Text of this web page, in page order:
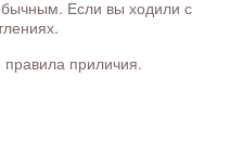
Если вы ходили с
правила приличия.